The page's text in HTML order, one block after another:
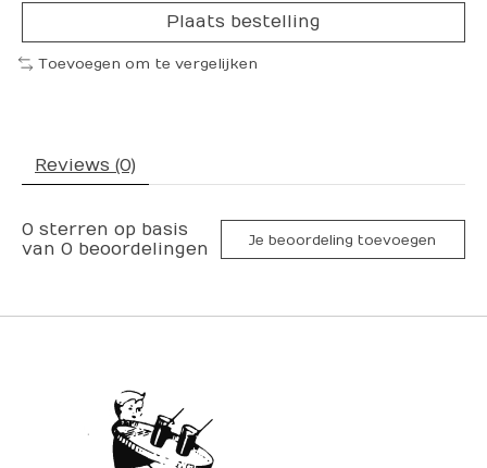
Plaats bestelling
Toevoegen om te vergelijken
Reviews (0)
0 sterren op basis
van 0 beoordelingen Je beoordeling toevoegen